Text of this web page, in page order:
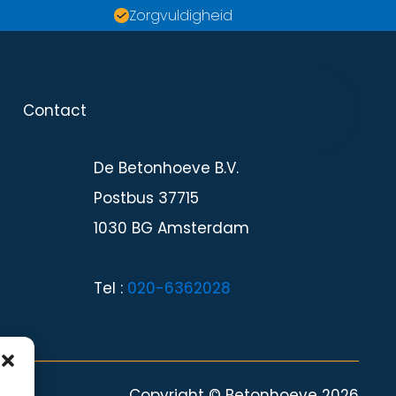
Zorgvuldigheid
Contact
De Betonhoeve B.V.
Postbus 37715
1030 BG Amsterdam
Tel : 020-6362028